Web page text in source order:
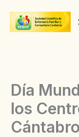
contenido
Día
los